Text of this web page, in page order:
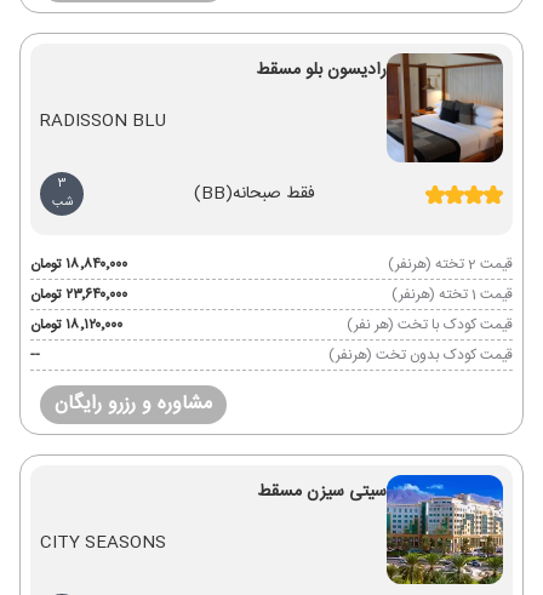
رادیسون بلو مسقط
RADISSON BLU
فقط صبحانه(BB)
3
شب
قیمت 2 تخته (هرنفر)
۱۸٬۸۴۰٬۰۰۰ تومان
قیمت 1 تخته (هرنفر)
۲۳٬۶۴۰٬۰۰۰ تومان
قیمت کودک با تخت (هر نفر)
۱۸٬۱۲۰٬۰۰۰ تومان
قیمت کودک بدون تخت (هرنفر)
--
مشاوره و رزرو رایگان
سیتی سیزن مسقط
CITY SEASONS